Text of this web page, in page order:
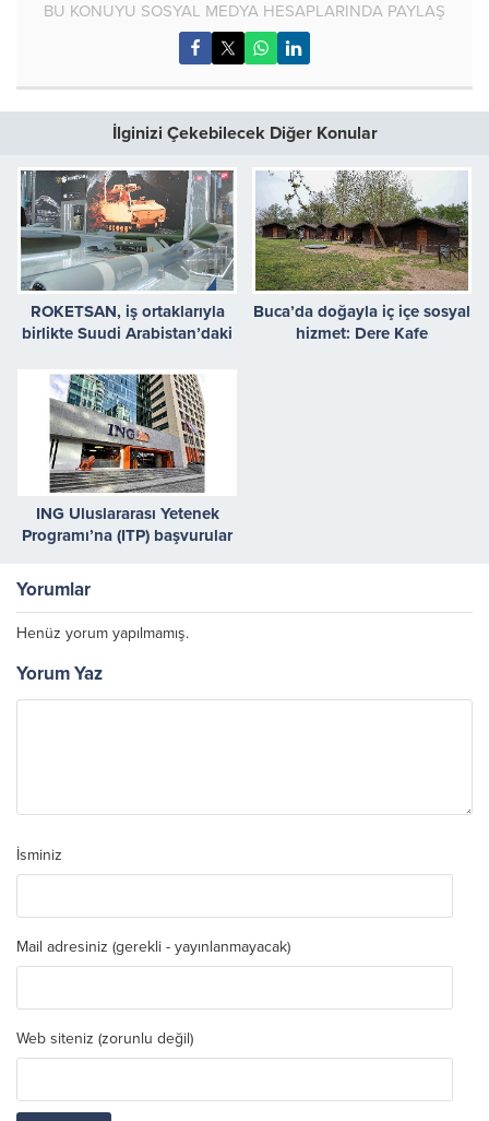
BU KONUYU SOSYAL MEDYA HESAPLARINDA PAYLAŞ
İlginizi Çekebilecek Diğer Konular
ROKETSAN, iş ortaklarıyla
birlikte Suudi Arabistan’daki
Yapıyor
Buca’da doğayla iç içe sosyal
hizmet: Dere Kafe
ING Uluslararası Yetenek
Programı’na (ITP) başvurular
Yorumlar
Henüz yorum yapılmamış.
Yorum Yaz
İsminiz
Mail adresiniz (gerekli - yayınlanmayacak)
Web siteniz (zorunlu değil)